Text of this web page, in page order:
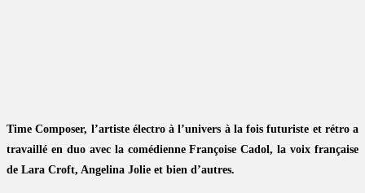
Time Composer, l’artiste électro à l’univers à la fois futuriste et rétro a
travaillé en duo avec la comédienne Françoise Cadol, la voix française
de Lara Croft, Angelina Jolie et bien d’autres.